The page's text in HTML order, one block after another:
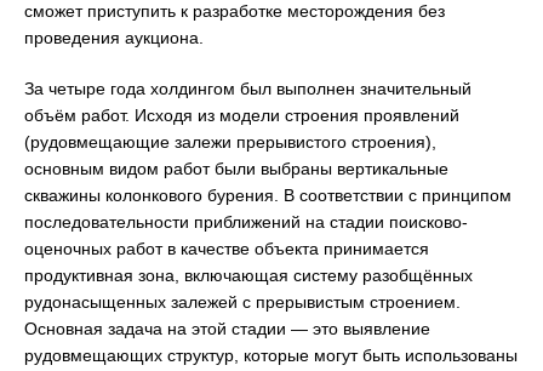
сможет приступить к разработке месторождения без
проведения аукциона.
За четыре года холдингом был выполнен значительный
объём работ. Исходя из модели строения проявлений
(рудовмещающие залежи прерывистого строения),
основным видом работ были выбраны вертикальные
скважины колонкового бурения. В соответствии с принципом
последовательности приближений на стадии поисково-
оценочных работ в качестве объекта принимается
продуктивная зона, включающая систему разобщённых
рудонасыщенных залежей с прерывистым строением.
Основная задача на этой стадии — это выявление
рудовмещающих структур, которые могут быть использованы